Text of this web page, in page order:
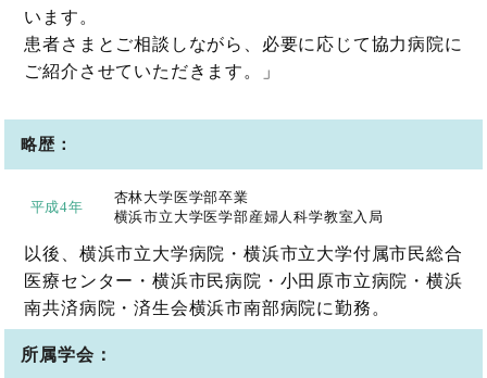
います。
患者さまとご相談しながら、必要に応じて協力病院に
ご紹介させていただきます。」
略歴：
平成4年
杏林大学医学部卒業
横浜市立大学医学部産婦人科学教室入局
以後、横浜市立大学病院・横浜市立大学付属市民総合
医療センター・横浜市民病院・小田原市立病院・横浜
南共済病院・済生会横浜市南部病院に勤務。
所属学会：